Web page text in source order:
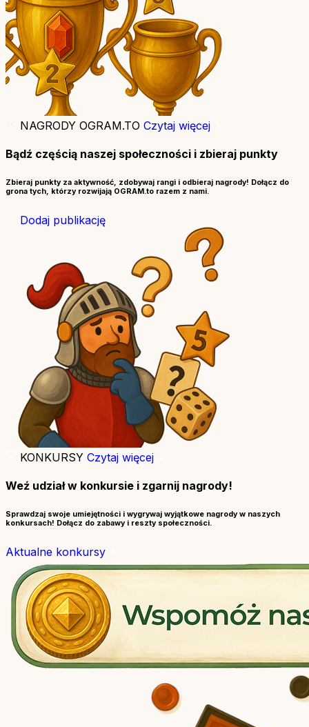
NAGRODY OGRAM.TO Czytaj więcej
Bądź częścią naszej społeczności i zbieraj punkty
Zbieraj punkty za aktywność, zdobywaj rangi i odbieraj nagrody! Dołącz do
grona tych, którzy rozwijają OGRAM.to razem z nami.
Dodaj publikację
KONKURSY Czytaj więcej
Weź udział w konkursie i zgarnij nagrody!
Sprawdzaj swoje umiejętności i wygrywaj wyjątkowe nagrody w naszych
konkursach! Dołącz do zabawy i reszty społeczności.
Aktualne konkursy